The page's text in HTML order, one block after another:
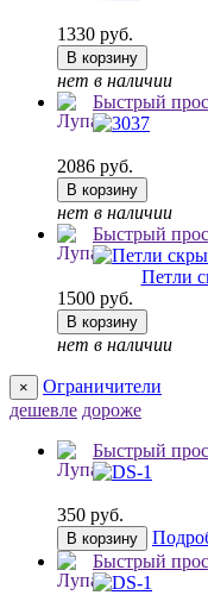
1330 руб.
В корзину
нет в наличии
Быстрый
2086 руб.
В корзину
нет в наличии
Быстрый
Петли
1500 руб.
В корзину
нет в наличии
×
Ограничители
дешевле дороже
Быстрый
350 руб.
В корзину
Быстрый